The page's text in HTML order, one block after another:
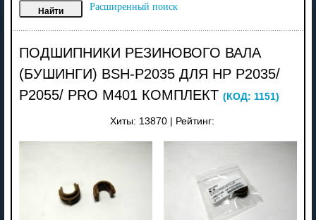
Расширенный поиск
ПОДШИПНИКИ РЕЗИНОВОГО ВАЛА
(БУШИНГИ) BSH-P2035 ДЛЯ HP P2035/
P2055/ PRO M401 КОМПЛЕКТ (КОД: 1151)
Хиты: 13870 Рейтинг: